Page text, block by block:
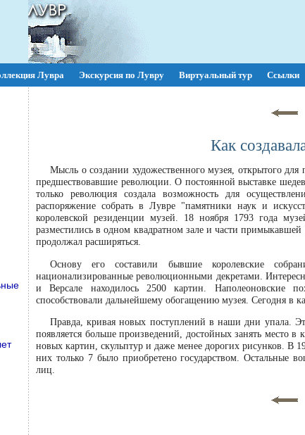
Лувра Экскурсия по Лувру Виртуальный тур Ссылки
Как
Мысль о создании художественного музея, открытого
предшествовавшие революции. О постоянной выставке
только революция создала возможность для
распоряжение собрать в Лувре "памятники наук и
королевской резиденции музей. 18 ноября 1793 года
разместились в одном квадратном зале и части
продолжал расширяться.
Основу его составили бывшие королевские
национализированные революционными декретами.
и Версале находилось 2500 картин. Наполеоновские
способствовали дальнейшему обогащению музея. Сегодня в
Правда, кривая новых поступлений в наши дни упала.
появляется больше произведений, достойных занять место
новых картин, скульптур и даже менее дорогих рисунков. В
них только 7 было приобретено государством. Остальные
лиц.